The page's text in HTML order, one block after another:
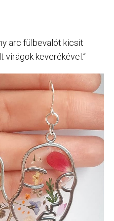
arc fülbevalót kicsit
keverékével.”